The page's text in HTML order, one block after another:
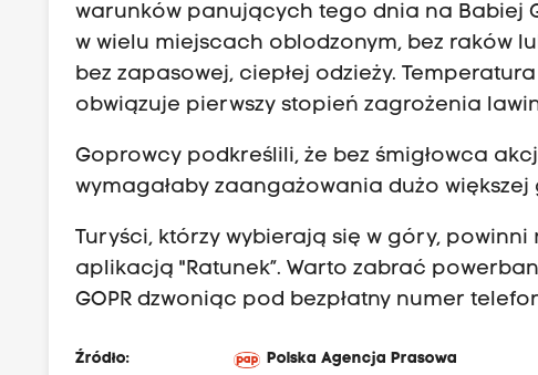
warunków panujących tego dnia na Babiej
w wielu miejscach oblodzonym, bez raków
bez zapasowej, ciepłej odzieży.
obwiązuje pierwszy stopień zagrożenia
Goprowcy podkreślili, że bez śmigłowca
wymagałaby zaangażowania dużo większej
Turyści, którzy wybierają się w góry,
aplikacją "Ratunek”. Warto zabrać
GOPR dzwoniąc pod bezpłatny numer
Źródło:
Polska Agencja Prasowa